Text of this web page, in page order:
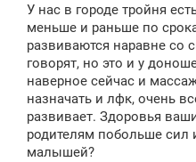
и
У нас в городе тройня
меньше и раньше по
развиваются наравне со
говорят, но это и у
наверное сейчас и
назначать и лфк, очень
развивает. Здоровья
родителям побольше сил
малышей?